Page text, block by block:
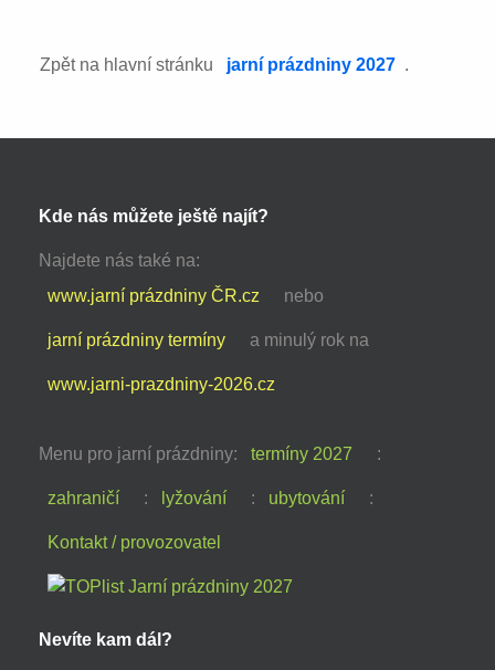
Zpět na hlavní stránku jarní prázdniny 2027 .
Kde nás můžete ještě najít?
Najdete nás také na:
www.jarní prázdniny ČR.cz
nebo
jarní prázdniny termíny a minulý rok na
www.jarni-prazdniny-2026.cz
Menu pro jarní prázdniny: termíny 2027 :
zahraničí : lyžování : ubytování :
Kontakt / provozovatel
Nevíte kam dál?